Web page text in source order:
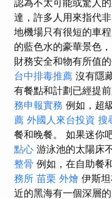
達，許多人用來指代
地機場只有很短的車程
的藍色水的豪華景色
財務安全和物有所值
台中排毒推薦 沒有隱
有餐點和計劃已經提
務申報實務 例如，超
薦 外國人來台投資 搜
餐和晚餐。 如果迷你
點心 游泳池的太陽床
整骨 例如，在自助餐
務所 苗栗 外燴 伊斯
近的黑海有一個深層